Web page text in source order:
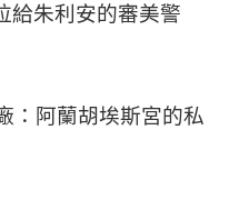
給朱利安的審美警
：阿蘭胡埃斯宮的私